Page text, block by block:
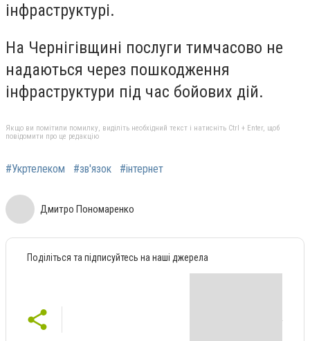
інфраструктурі.
На Чернігівщині послуги тимчасово не
надаються через пошкодження
інфраструктури під час бойових дій.
Якщо ви помітили помилку, виділіть необхідний текст і натисніть Ctrl + Enter, щоб
повідомити про це редакцію
#Укртелеком #зв'язок #інтернет
Дмитро Пономаренко
Поділіться та підписуйтесь на наші джерела